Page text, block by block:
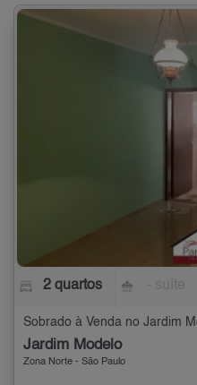
2 quartos
Sobrado à Venda no Jardim
Jardim Modelo
Zona Norte - São Paulo